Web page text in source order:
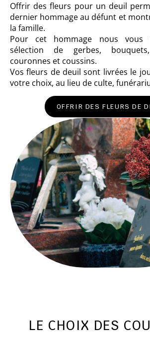
Offrir des fleurs pour un deuil
dernier hommage au défunt et
la famille.
Pour cet hommage nous vous
sélection de gerbes,
couronnes et coussins.
Vos fleurs de deuil sont livrées le
votre choix, au lieu de culte,
OFFRIR DES FLEURS DE
LE CHOIX DES